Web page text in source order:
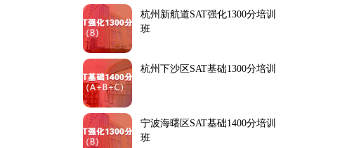
杭州新航道SAT强化1300分培训
班
杭州下沙区SAT基础1300分培训
宁波海曙区SAT基础1400分培训
班